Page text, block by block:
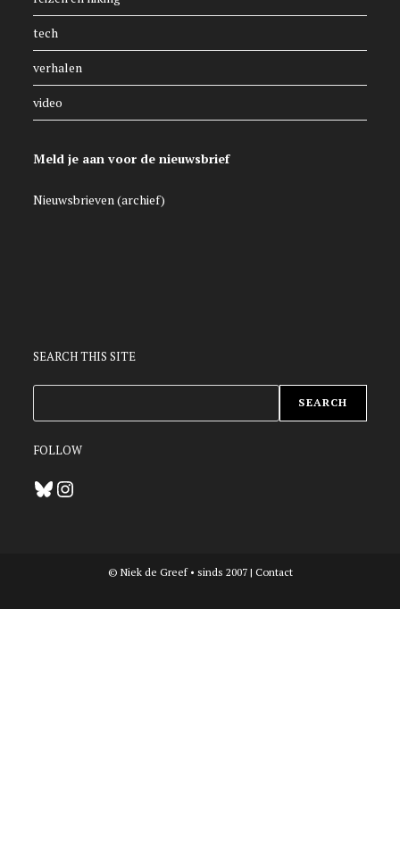
tech
verhalen
video
Meld je aan voor de nieuwsbrief
Nieuwsbrieven (archief)
SEARCH THIS SITE
SEARCH
FOLLOW
BlueskyInstagram
© Niek de Greef • sinds 2007 | Contact